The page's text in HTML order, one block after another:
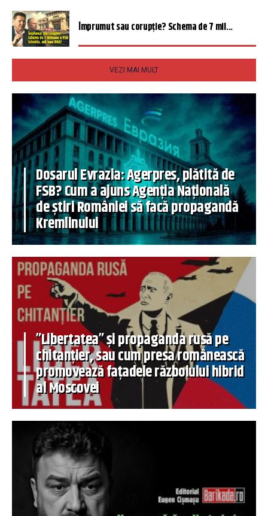
Împrumut sau corupție? Schema de 7 mil...
VEZI MAI MULT
Dosarul Evrazia: Agerpres, plătită de
FSB? Cum a ajuns Agenția Națională
de știri României să facă propagandă
Kremlinului
”Libertatea” și propaganda rusă pe
chitanțier, sau cum presa românească
promovează fațadele războiului hibrid
al Moscovei